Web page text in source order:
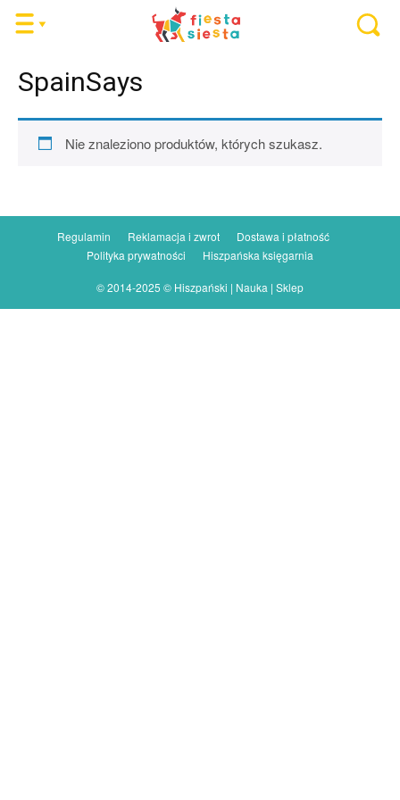
SpainSays
Nie znaleziono produktów, których szukasz.
Regulamin Reklamacja i zwrot
Dostawa i płatność
Polityka prywatności
Hiszpańska księgarnia
© 2014-2025 © Hiszpański | Nauka | Sklep